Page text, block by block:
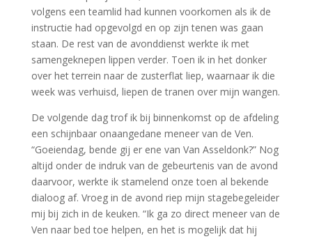
volgens een teamlid had kunnen voorkomen als ik de
instructie had opgevolgd en op zijn tenen was gaan
staan. De rest van de avonddienst werkte ik met
samengeknepen lippen verder. Toen ik in het donker
over het terrein naar de zusterflat liep, waarnaar ik die
week was verhuisd, liepen de tranen over mijn wangen.
De volgende dag trof ik bij binnenkomst op de afdeling
een schijnbaar onaangedane meneer van de Ven.
“Goeiendag, bende gij er ene van Van Asseldonk?” Nog
altijd onder de indruk van de gebeurtenis van de avond
daarvoor, werkte ik stamelend onze toen al bekende
dialoog af. Vroeg in de avond riep mijn stagebegeleider
mij bij zich in de keuken. “Ik ga zo direct meneer van de
Ven naar bed toe helpen, en het is mogelijk dat hij